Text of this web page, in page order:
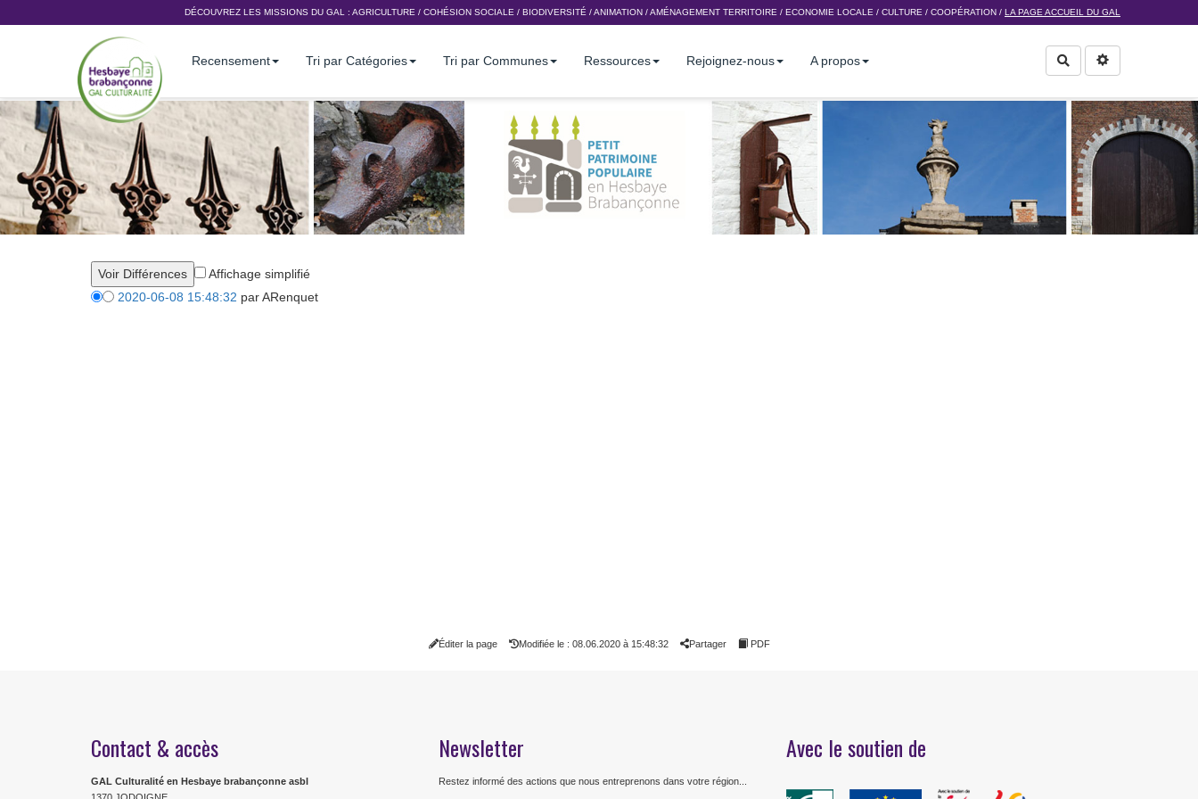
DÉCOUVREZ LES MISSIONS DU GAL : AGRICULTURE / COHÉSION SOCIALE / BIODIVERSITÉ /ANIMATION /AMÉNAGEMENT TERRITOIRE / ECONOMIE LOCALE / CULTURE / COOPÉRATION / LA PAGE ACCUEIL DU GAL
Recensement Tri par Catégories Tri par Communes Ressources Rejoignez-nous A propos Rechercher
Affichage simplifié
2020-06-08 15:48:32 par ARenquet
Éditer la page Modifiée le : 08.06.2020 à 15:48:32 Partager PDF
Contact & accès
GAL Culturalité en Hesbaye brabançonne asbl
Newsletter
Restez informé des actions que nous entreprenons dans votre région...
Avec le soutien de